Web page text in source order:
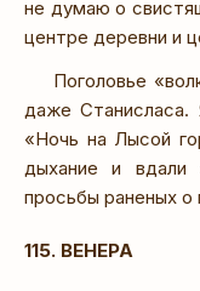
не думаю о
центре деревни и
Поголовье
даже Станисласа.
«Ночь на Лысой
дыхание и вдали
просьбы раненых
115. ВЕНЕРА